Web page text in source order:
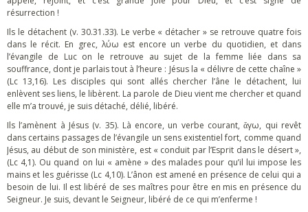
résurrection !
Ils le détachent (v. 30.31.33). Le verbe « détacher » se retrouve quatre fois
dans le récit. En grec, λύω est encore un verbe du quotidien, et dans
l’évangile de Luc on le retrouve au sujet de la femme liée dans sa
souffrance, dont je parlais tout à l’heure : Jésus la « délivre de cette chaîne »
(Lc 13,16). Les disciples qui sont allés chercher l’âne le détachent, lui
enlèvent ses liens, le libèrent. La parole de Dieu vient me chercher et quand
elle m’a trouvé, je suis détaché, délié, libéré.
Ils l’amènent à Jésus (v. 35). Là encore, un verbe courant, ἄγω, qui revêt
dans certains passages de l’évangile un sens existentiel fort, comme quand
Jésus, au début de son ministère, est « conduit par l’Esprit dans le désert »,
(Lc 4,1). Ou quand on lui « amène » des malades pour qu’il lui impose les
mains et les guérisse (Lc 4,10). L’ânon est amené en présence de celui qui a
besoin de lui. Il est libéré de ses maîtres pour être en mis en présence du
Seigneur. Je suis, devant le Seigneur, libéré de ce qui m’enferme !